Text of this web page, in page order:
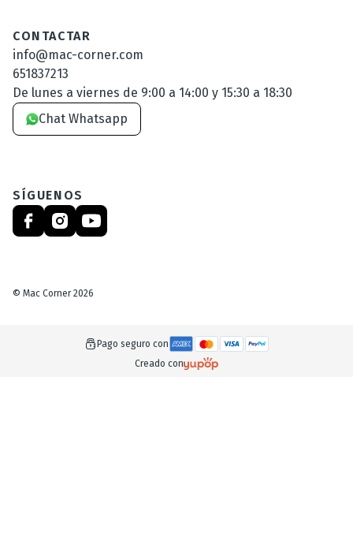
CONTACTAR
info@mac-corner.com
651837213
De lunes a viernes de 9:00 a 14:00 y 15:30 a 18:30
Chat Whatsapp
SÍGUENOS
© Mac Corner 2026
Pago seguro con
Creado con